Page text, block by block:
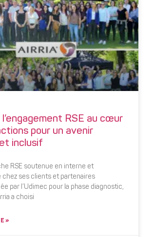
l’engagement RSE au cœur
pour un avenir
inclusif
RSE soutenue en interne et
chez ses clients et partenaires
par l’Udimec pour la phase diagnostic,
a choisi
»